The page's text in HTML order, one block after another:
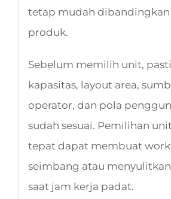
tetap mudah dibandingkan
produk.
Sebelum memilih unit,
kapasitas, layout area,
operator, dan pola
sudah sesuai. Pemilihan
tepat dapat membuat
seimbang atau
saat jam kerja padat.